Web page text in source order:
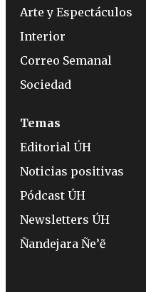
Arte y Espectáculos
Interior
Correo Semanal
Sociedad
Temas
Editorial ÚH
Noticias positivas
Pódcast ÚH
Newsletters ÚH
Ñandejara Ñe’ẽ